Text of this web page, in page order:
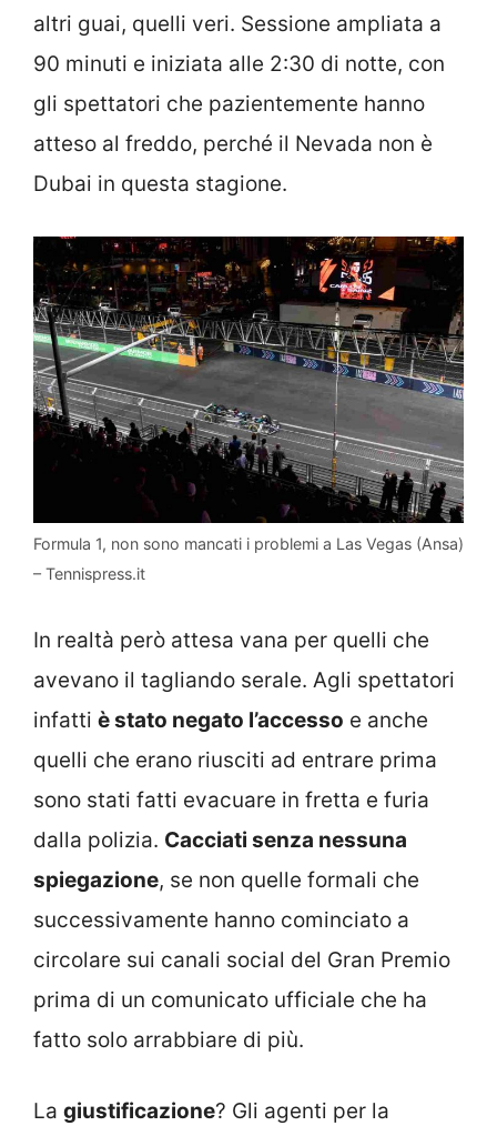
altri guai, quelli veri. Sessione ampliata a
90 minuti e iniziata alle 2:30 di notte, con
gli spettatori che pazientemente hanno
atteso al freddo, perché il Nevada non è
Dubai in questa stagione.
Formula 1, non sono mancati i problemi a Las Vegas (Ansa)
– Tennispress.it
In realtà però attesa vana per quelli che
avevano il tagliando serale. Agli spettatori
infatti è stato negato l’accesso e anche
quelli che erano riusciti ad entrare prima
sono stati fatti evacuare in fretta e furia
dalla polizia. Cacciati senza nessuna
spiegazione, se non quelle formali che
successivamente hanno cominciato a
circolare sui canali social del Gran Premio
prima di un comunicato ufficiale che ha
fatto solo arrabbiare di più.
La giustificazione? Gli agenti per la